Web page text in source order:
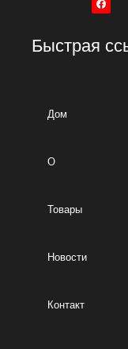
Быстрая
Дом
О
Товары
Новости
Контакт